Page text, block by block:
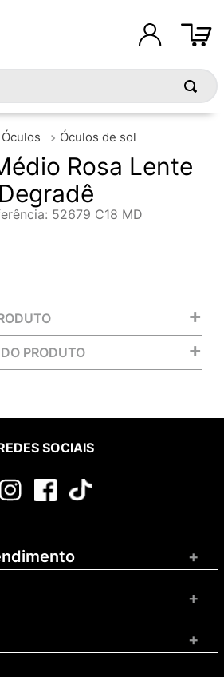
Óculos Óculos de sol
Rosa Lente
Degradê
: 52679 C18 MD
+
PRODUTO +
SOCIAIS
+
+
+